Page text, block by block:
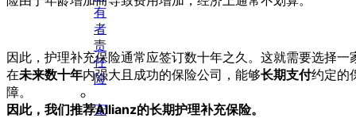
有
者
责
任
险
宠
因此，护理补充保险通常应签订数十年之久。这就需要选择一
在未来数十年内强大且成功的保险公司，能够长期支付约定的
障。
因此，我们推荐Allianz的长期护理补充保险。